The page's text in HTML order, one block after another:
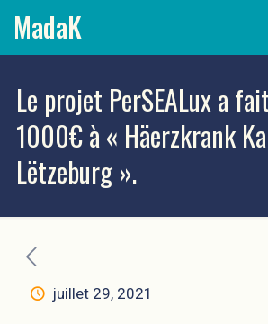
MadaK
Le projet PerSEALux a
1000€ à « Häerzkrank
Lëtzeburg ».
juillet 29, 2021